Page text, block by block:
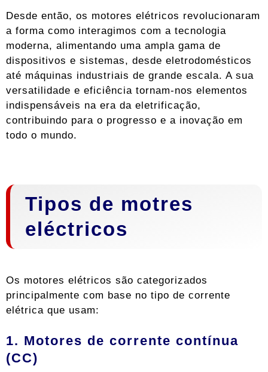
Desde então, os motores elétricos revolucionaram
a forma como interagimos com a tecnologia
moderna, alimentando uma ampla gama de
dispositivos e sistemas, desde eletrodomésticos
até máquinas industriais de grande escala. A sua
versatilidade e eficiência tornam-nos elementos
indispensáveis ​​na era da eletrificação,
contribuindo para o progresso e a inovação em
todo o mundo.
Tipos de motres
eléctricos
Os motores elétricos são categorizados
principalmente com base no tipo de corrente
elétrica que usam:
1. Motores de corrente contínua
(CC)